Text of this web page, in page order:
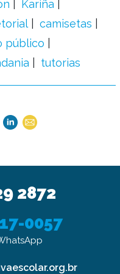
Kariña
camisetas
público
tutorias
2872
0057